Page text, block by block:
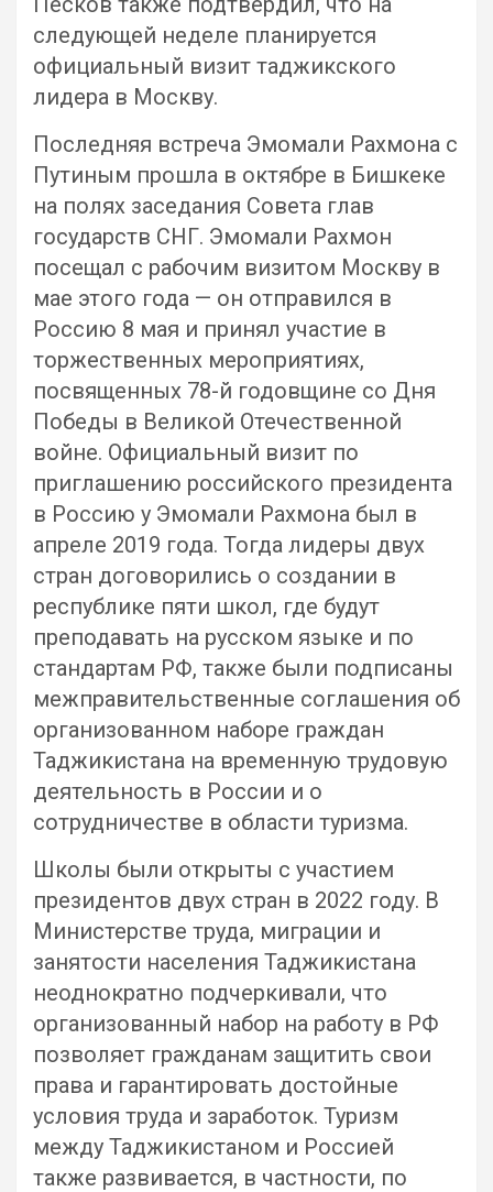
следующей неделе планируется
официальный визит таджикского
лидера в Москву.
Последняя встреча Эмомали Рахмона с
Путиным прошла в октябре в Бишкеке
на полях заседания Совета глав
государств СНГ. Эмомали Рахмон
посещал с рабочим визитом Москву в
мае этого года — он отправился в
Россию 8 мая и принял участие в
торжественных мероприятиях,
посвященных 78-й годовщине со Дня
Победы в Великой Отечественной
войне. Официальный визит по
приглашению российского президента
в Россию у Эмомали Рахмона был в
апреле 2019 года. Тогда лидеры двух
стран договорились о создании в
республике пяти школ, где будут
преподавать на русском языке и по
стандартам РФ, также были подписаны
межправительственные соглашения об
организованном наборе граждан
Таджикистана на временную трудовую
деятельность в России и о
сотрудничестве в области туризма.
Школы были открыты с участием
президентов двух стран в 2022 году. В
Министерстве труда, миграции и
занятости населения Таджикистана
неоднократно подчеркивали, что
организованный набор на работу в РФ
позволяет гражданам защитить свои
права и гарантировать достойные
условия труда и заработок. Туризм
между Таджикистаном и Россией
также развивается, в частности, по